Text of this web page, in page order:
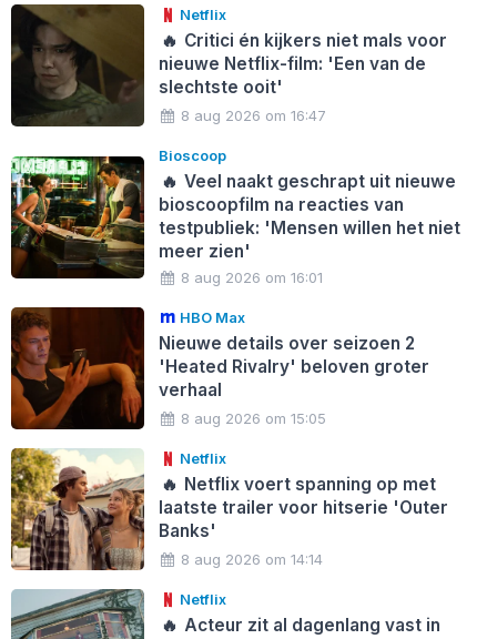
Netflix
🔥 Critici én kijkers niet mals voor
nieuwe Netflix-film: 'Een van de
slechtste ooit'
8 aug 2026 om 16:47
Bioscoop
🔥 Veel naakt geschrapt uit nieuwe
bioscoopfilm na reacties van
testpubliek: 'Mensen willen het niet
meer zien'
8 aug 2026 om 16:01
HBO Max
Nieuwe details over seizoen 2
'Heated Rivalry' beloven groter
verhaal
8 aug 2026 om 15:05
Netflix
🔥 Netflix voert spanning op met
laatste trailer voor hitserie 'Outer
Banks'
8 aug 2026 om 14:14
Netflix
🔥 Acteur zit al dagenlang vast in